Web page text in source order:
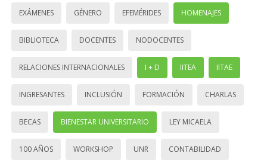
EXÁMENES GÉNERO EFEMÉRIDES HOMENAJES
BIBLIOTECA DOCENTES NODOCENTES
RELACIONES INTERNACIONALES I + D IITEA IITAE
INGRESANTES INCLUSIÓN FORMACIÓN CHARLAS
BECAS BIENESTAR UNIVERSITARIO LEY MICAELA
100 AÑOS WORKSHOP UNR CONTABILIDAD